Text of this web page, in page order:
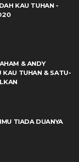
KAU TUHAN -
& ANDY
KAU TUHAN & SATU-
TIADA DUANYA